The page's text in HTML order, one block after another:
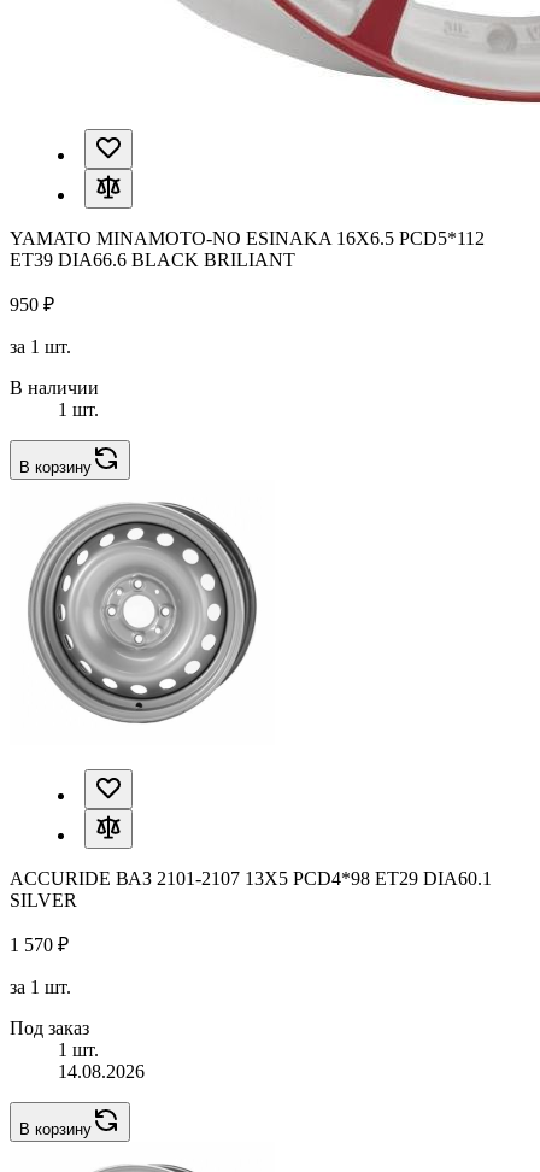
YAMATO MINAMOTO-NO ESINAKA 16X6.5 PCD5*112
ET39 DIA66.6 BLACK BRILIANT
950 ₽
за 1 шт.
В наличии
1 шт.
В корзину
ACCURIDE ВАЗ 2101-2107 13X5 PCD4*98 ET29 DIA60.1
SILVER
1 570 ₽
за 1 шт.
Под заказ
1 шт.
14.08.2026
В корзину